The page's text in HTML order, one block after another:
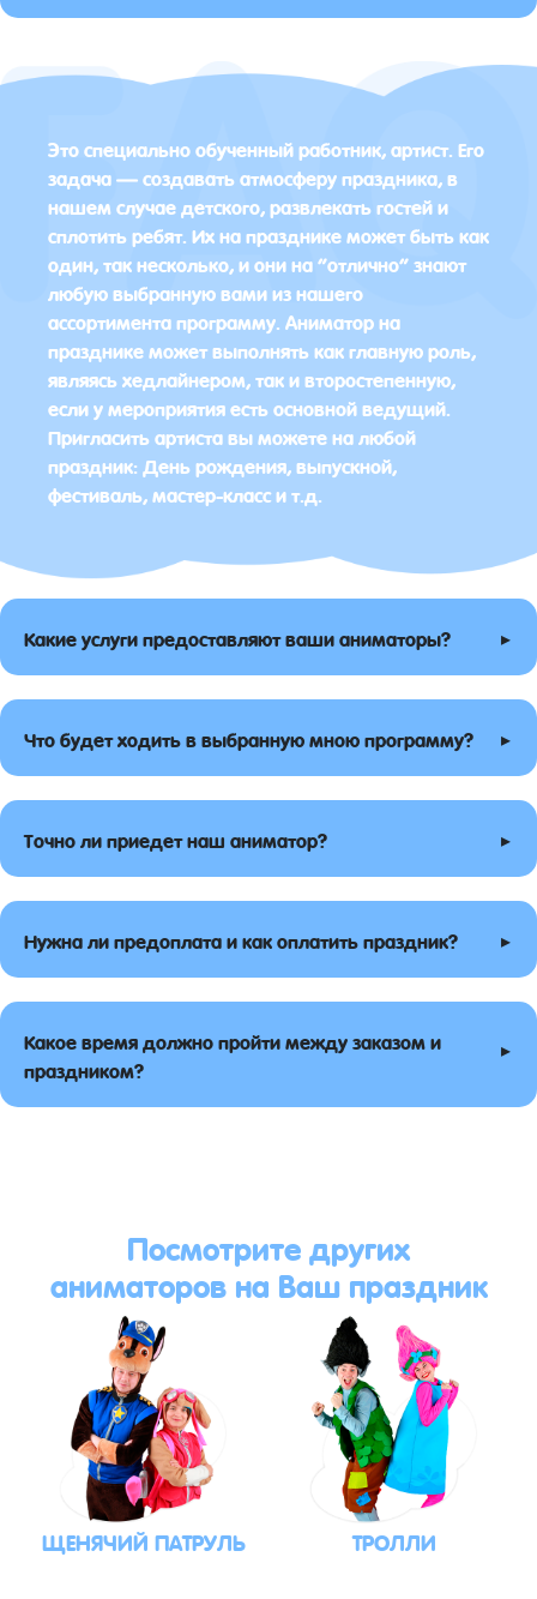
Это специально обученный работник, артист. Его
задача — создавать атмосферу праздника, в
нашем случае детского, развлекать гостей и
сплотить ребят. Их на празднике может быть как
один, так несколько, и они на “отлично” знают
любую выбранную вами из нашего
ассортимента программу. Аниматор на
празднике может выполнять как главную роль,
являясь хедлайнером, так и второстепенную,
если у мероприятия есть основной ведущий.
Пригласить артиста вы можете на любой
праздник: День рождения, выпускной,
фестиваль, мастер-класс и т.д.
Какие услуги предоставляют ваши аниматоры? ▸
Что будет ходить в выбранную мною программу? ▸
Точно ли приедет наш аниматор? ▸
Нужна ли предоплата и как оплатить праздник? ▸
Какое время должно пройти между заказом и
праздником?
▸
Посмотрите других
аниматоров на Ваш праздник
ЩЕНЯЧИЙ ПАТРУЛЬ ТРОЛЛИ